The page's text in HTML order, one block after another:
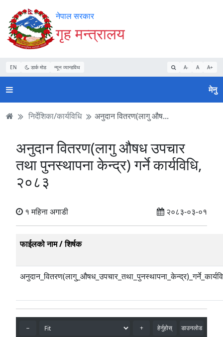
Accessibility
Mode
सुरु
गर्नुहोस्
सामाग्री
पढ्नुहाेस्
नेभिगेसन
पढ्नुहाेस्
वेबसाइट
खोजमा
जानुहोस्
नेपाल सरकार
गृह मन्त्रालय
EN डार्क मोड न्यून व्यान्डविथ A- A A+
मेनु
निर्देशिका/कार्यविधि अनुदान वितरण(लागु औष...
अनुदान वितरण(लागु औषध उपचार
तथा पुनस्थापना केन्द्र) गर्ने कार्यविधि,
२०८३
१ महिना अगाडी २०८३-०३-०१
फाईलको नाम / शिर्षक